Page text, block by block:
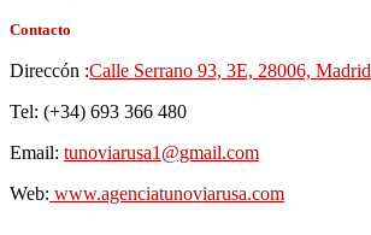
Contacto
Direccón :Calle Serrano 93, 3E, 28006, Madrid
Tel: (+34) 693 366 480
Email: tunoviarusa1@gmail.com
Web: www.agenciatunoviarusa.com